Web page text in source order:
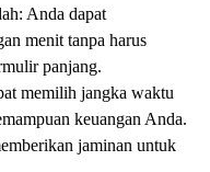
Anda dapat
menit tanpa harus
panjang.
memilih jangka waktu
keuangan Anda.
jaminan untuk